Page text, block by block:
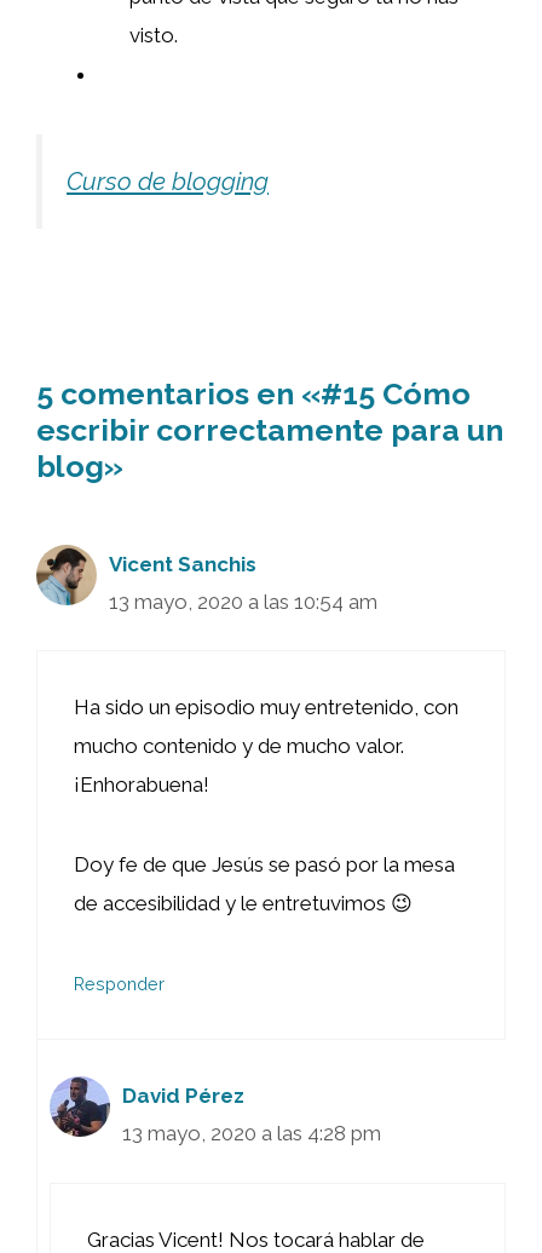
visto.
Curso de blogging
5 comentarios en «#15 Cómo
escribir correctamente para un
blog»
Vicent Sanchis
13 mayo, 2020 a las 10:54 am
Ha sido un episodio muy entretenido, con
mucho contenido y de mucho valor.
¡Enhorabuena!
Doy fe de que Jesús se pasó por la mesa
de accesibilidad y le entretuvimos 😉
Responder
David Pérez
13 mayo, 2020 a las 4:28 pm
Gracias Vicent! Nos tocará hablar de